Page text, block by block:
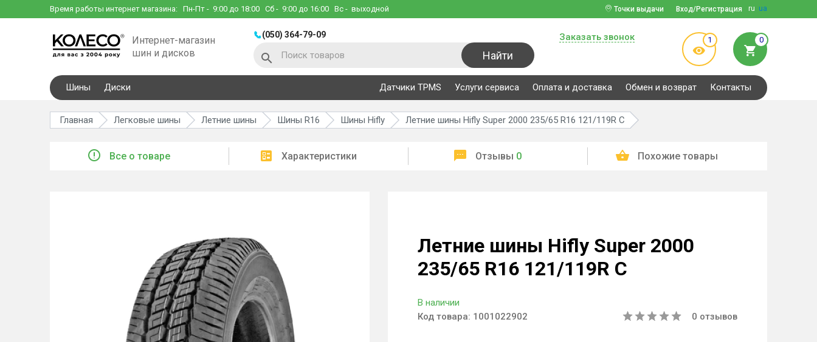
Время работы интернет магазина: Пн-Пт - 9:00 до 18:00 Сб - 9:00 до 16:00 Вс - выходной ru ua
Вход/Регистрация
Точки выдачи
Интернет-магазин
шин и дисков
(050) 364-79-09
Найти
Заказать звонок 1 0
Шины Диски Датчики TPMS Услуги сервиса Оплата и доставка Обмен и возврат Контакты
Главная Легковые шины Летние шины Шины R16 Шины Hifly Летние шины Hifly Super 2000 235/65 R16 121/119R C
Все о товаре Характеристики Отзывы 0 Похожие товары
Летние шины Hifly Super 2000
235/65 R16 121/119R C
В наличии
Код товара: 1001022902 0 отзывов